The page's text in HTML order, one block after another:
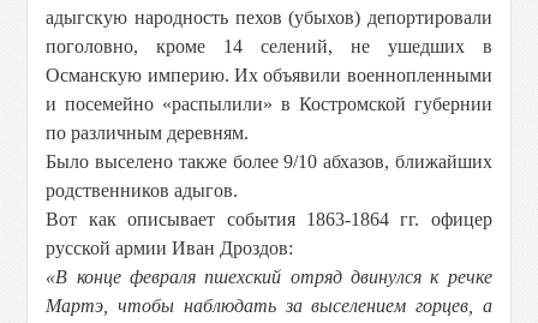
адыгскую народность пехов (убыхов) депортировали
поголовно, кроме 14 селений, не ушедших в
Османскую империю. Их объявили военнопленными
и посемейно «распылили» в Костромской губернии
по различным деревням.
Было выселено также более 9/10 абхазов, ближайших
родственников адыгов.
Вот как описывает события 1863-1864 гг. офицер
русской армии Иван Дроздов:
«В конце февраля пшехский отряд двинулся к речке
Мартэ, чтобы наблюдать за выселением горцев, а